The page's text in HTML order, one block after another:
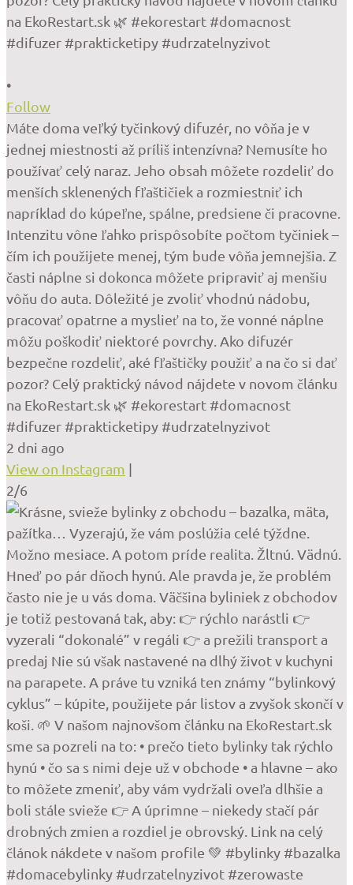
•
Follow
Máte doma veľký tyčinkový difuzér, no vôňa je v
jednej miestnosti až príliš intenzívna? Nemusíte ho
používať celý naraz. Jeho obsah môžete rozdeliť do
menších sklenených fľaštičiek a rozmiestniť ich
napríklad do kúpeľne, spálne, predsiene či pracovne.
Intenzitu vône ľahko prispôsobíte počtom tyčiniek –
čím ich použijete menej, tým bude vôňa jemnejšia. Z
časti náplne si dokonca môžete pripraviť aj menšiu
vôňu do auta. Dôležité je zvoliť vhodnú nádobu,
pracovať opatrne a myslieť na to, že vonné náplne
môžu poškodiť niektoré povrchy. Ako difuzér
bezpečne rozdeliť, aké fľaštičky použiť a na čo si dať
pozor? Celý praktický návod nájdete v novom článku
na EkoRestart.sk 🌿 #ekorestart #domacnost
#difuzer #prakticketipy #udrzatelnyzivot
2 dni ago
View on Instagram |
2/6